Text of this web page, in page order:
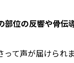
部位の反響や骨伝
て声が届けられま